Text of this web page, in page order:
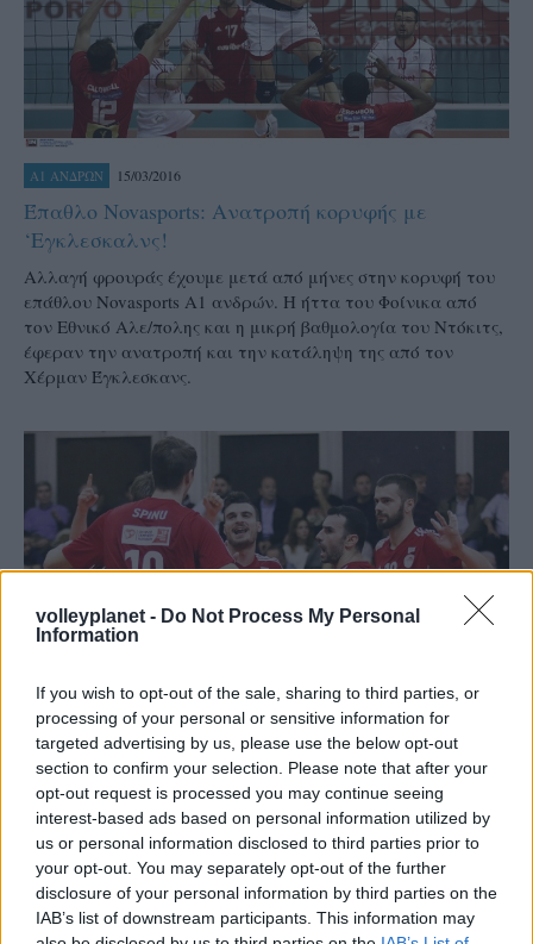
volleyplanet - Do Not Process My Personal
Information
If you wish to opt-out of the sale, sharing to third parties, or
processing of your personal or sensitive information for
targeted advertising by us, please use the below opt-out
section to confirm your selection. Please note that after your
opt-out request is processed you may continue seeing
interest-based ads based on personal information utilized by
us or personal information disclosed to third parties prior to
your opt-out. You may separately opt-out of the further
disclosure of your personal information by third parties on the
IAB’s list of downstream participants. This information may
Α1 ΑΝΔΡΩΝ 15/03/2016
Έπαθλο Novasports: Ανατροπή κορυφής με
‘Εγκλεσκαλνς!
Αλλαγή φρουράς έχουμε μετά από μήνες στην κορυφή του
επάθλου Novasports Α1 ανδρών. Η ήττα του Φοίνικα από
τον Εθνικό Αλε/πολης και η μικρή βαθμολογία του Ντόκιτς,
έφεραν την ανατροπή και την κατάληψη της από τον
Χέρμαν Έγκλεσκανς.
16/01/2016
Νίκησε Ορεστιάδα και κοιτά Σουργκούτ
Εύκολο έργο είχε ο Ολυμπιακός στον Έβρο απέναντι στον
Αθλητικό Όμιλο Ορεστιάδας καθώς με το 3-0 κατέκτησε το
τρίποντο κατά την 13ηαγωνιστική και πλέον στρέφει το
ενδιαφέρον του στην Ευρώπη και τον αγώνα κόντρα στη